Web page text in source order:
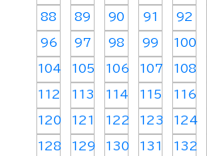
88 89 90 91 92
96 97 98 99 100
104 105 106 107 108
112 113 114 115 116
120 121 122 123 124
128 129 130 131 132